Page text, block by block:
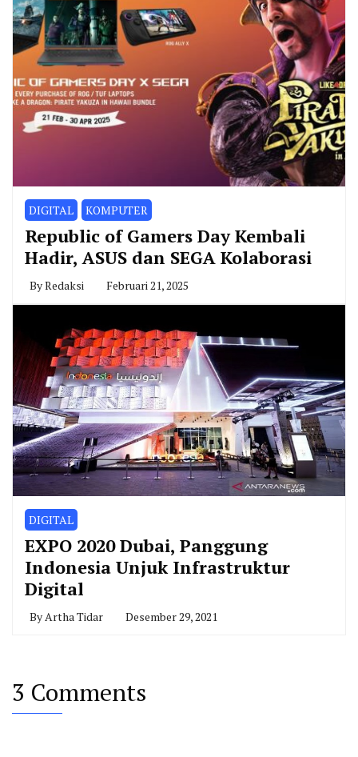
DIGITAL KOMPUTER
Republic of Gamers Day Kembali
Hadir, ASUS dan SEGA Kolaborasi
ByRedaksi Februari 21, 2025
DIGITAL
EXPO 2020 Dubai, Panggung
Indonesia Unjuk Infrastruktur
Digital
ByArtha Tidar Desember 29, 2021
3 Comments